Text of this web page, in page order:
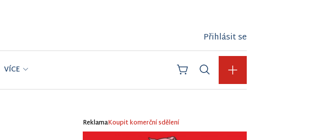
Přihlásit se
VÍCE
ReklamaKoupit komerční sdělení